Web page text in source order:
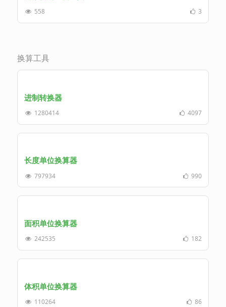
558 3
换算工具
进制转换器
1280414 4097
长度单位换算器
797934 990
面积单位换算器
242535 182
体积单位换算器
110264 86